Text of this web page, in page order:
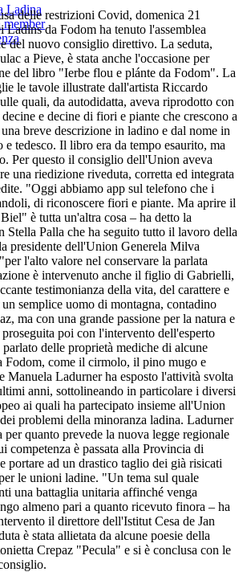
Ladina
member
delle restrizioni Covid, domenica 21
da Fodom ha tenuto l'assemblea
del nuovo consiglio direttivo. La seduta,
a Pieve, è stata anche l'occasione per
del libro "Ierbe flou e plánte da Fodom". La
le tavole illustrate dall'artista Riccardo
quali, da autodidatta, aveva riprodotto con
e decine di fiori e piante che crescono a
breve descrizione in ladino e dal nome in
tedesco. Il libro era da tempo esaurito, ma
Per questo il consiglio dell'Union aveva
una riedizione riveduta, corretta ed integrata
"Oggi abbiamo app sul telefono che i
di riconoscere fiori e piante. Ma aprire il
è tutta un'altra cosa – ha detto la
Stella Palla che ha seguito tutto il lavoro della
presidente dell'Union Generela Milva
l'alto valore nel conservare la parlata
è intervenuto anche il figlio di Gabrielli,
testimonianza della vita, del carattere e
semplice uomo di montagna, contadino
ma con una grande passione per la natura e
poi con l'intervento dell'esperto
delle proprietà mediche di alcune
Fodom, come il cirmolo, il pino mugo e
Manuela Ladurner ha esposto l'attività svolta
anni, sottolineando in particolare i diversi
ai quali ha partecipato insieme all'Union
problemi della minoranza ladina. Ladurner
per quanto prevede la nuova legge regionale
competenza è passata alla Provincia di
portare ad un drastico taglio dei già risicati
le unioni ladine. "Un tema sul quale
una battaglia unitaria affinché venga
almeno pari a quanto ricevuto finora – ha
il direttore dell'Istitut Cesa de Jan
è stata allietata da alcune poesie della
Crepaz "Pecula" e si è conclusa con le